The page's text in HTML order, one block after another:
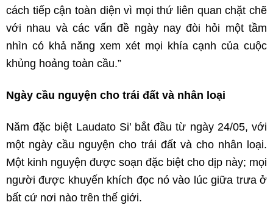
cách tiếp cận toàn diện vì mọi thứ liên quan chặt chẽ
với nhau và các vấn đề ngày nay đòi hỏi một tầm
nhìn có khả năng xem xét mọi khía cạnh của cuộc
khủng hoảng toàn cầu.”
Ngày cầu nguyện cho trái đất và nhân loại
Năm đặc biệt Laudato Si’ bắt đầu từ ngày 24/05, với
một ngày cầu nguyện cho trái đất và cho nhân loại.
Một kinh nguyện được soạn đặc biệt cho dịp này; mọi
người được khuyến khích đọc nó vào lúc giữa trưa ở
bất cứ nơi nào trên thế giới.